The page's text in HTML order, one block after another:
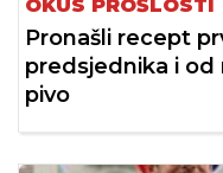
OKUS PROŠLOSTI
Pronašli recept
predsjednika i od
pivo